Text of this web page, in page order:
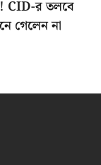
CID-র তলবে
গেলেন না